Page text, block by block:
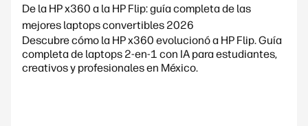
De la HP x360 a la HP Flip: guía completa de las
mejores laptops convertibles 2026
Descubre cómo la HP x360 evolucionó a HP Flip. Guía
completa de laptops 2-en-1 con IA para estudiantes,
creativos y profesionales en México.